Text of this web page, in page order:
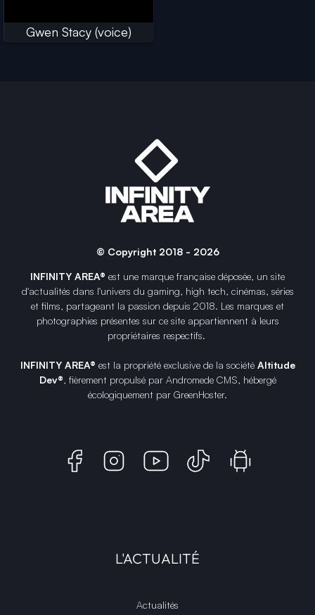
Gwen Stacy (voice)
© Copyright 2018 - 2026
INFINITY AREA® est une marque française déposée, un site
d'actualités dans l'univers du gaming, high tech, cinémas, séries
et films, partageant la passion depuis 2018. Les marques et
photographies présentes sur ce site appartiennent à leurs
propriétaires respectifs.
INFINITY AREA® est la propriété exclusive de la société Altitude
Dev®, fièrement propulsé par Andromede CMS, hébergé
écologiquement par GreenHoster.
L'ACTUALITÉ
Actualités